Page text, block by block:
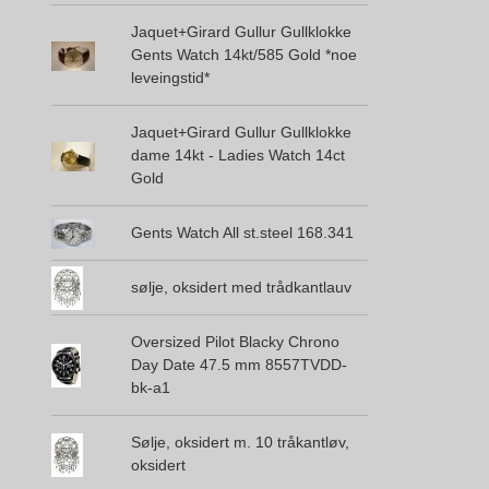
Jaquet+Girard Gullur Gullklokke
Gents Watch 14kt/585 Gold *noe
leveingstid*
Jaquet+Girard Gullur Gullklokke
dame 14kt - Ladies Watch 14ct
Gold
Gents Watch All st.steel 168.341
sølje, oksidert med trådkantlauv
Oversized Pilot Blacky Chrono
Day Date 47.5 mm 8557TVDD-
bk-a1
Sølje, oksidert m. 10 tråkantløv,
oksidert